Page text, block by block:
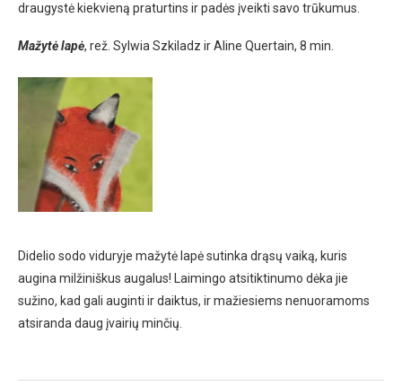
draugystė kiekvieną praturtins ir padės įveikti savo trūkumus.
Mažytė lapė, rež. Sylwia Szkiladz ir Aline Quertain, 8 min.
Didelio sodo viduryje mažytė lapė sutinka drąsų vaiką, kuris
augina milžiniškus augalus! Laimingo atsitiktinumo dėka jie
sužino, kad gali auginti ir daiktus, ir mažiesiems nenuoramoms
atsiranda daug įvairių minčių.